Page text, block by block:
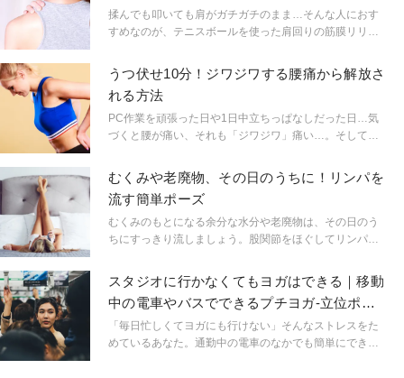
揉んでも叩いても肩がガチガチのまま…そんな人におす
すめなのが、テニスボールを使った肩回りの筋膜リリー
ん、ヨガの前後に行うのもおすすめ！
うつ伏せ10分！ジワジワする腰痛から解放さ
れる方法
PC作業を頑張った日や1日中立ちっぱなしだった日…気
づくと腰が痛い、それも「ジワジワ」痛い…。そしてそ
そんな人にぜひお試しいただきたい、腰の緊張を和らげ
るポーズをご紹介。リストラティブヨガを指導するリ
ザ・ロウィッツ先生に教えていただきました。
むくみや老廃物、その日のうちに！リンパを
流す簡単ポーズ
むくみのもとになる余分な水分や老廃物は、その日のう
ちにすっきり流しましょう。股関節をほぐしてリンパや
トラクターの三和由香利先生に教えてもらいました。
スタジオに行かなくてもヨガはできる｜移動
中の電車やバスでできるプチヨガ-立位ポー
ズ編-
「毎日忙しくてヨガにも行けない」そんなストレスをた
めているあなた。通勤中の電車のなかでも簡単にできる